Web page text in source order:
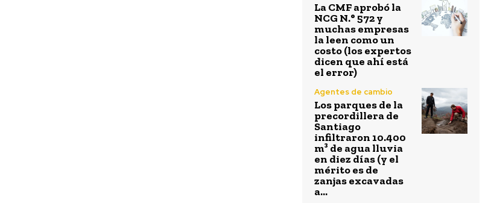
La CMF aprobó la
NCG N.° 572 y
muchas empresas
la leen como un
costo (los expertos
dicen que ahí está
el error)
Agentes de cambio
Los parques de la
precordillera de
Santiago
infiltraron 10.400
m³ de agua lluvia
en diez días (y el
mérito es de
zanjas excavadas
a...